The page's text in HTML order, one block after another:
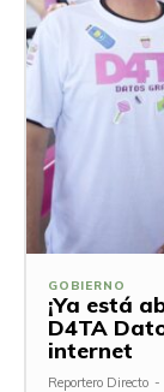
GOBIERNO
¡Ya está
D4TA
internet
Reportero Directo -